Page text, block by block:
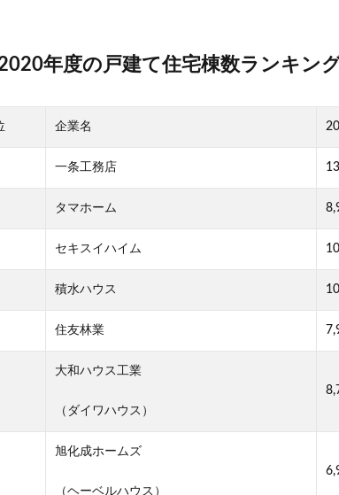
年度の戸建て住宅棟数ランキン
企業名
一条工務店
タマホーム
セキスイハイム
積水ハウス
住友林業
大和ハウス工業
（ダイワハウス）
旭化成ホームズ
（ヘーベルハウス）